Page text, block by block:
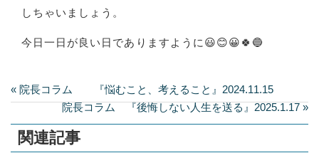
しちゃいましょう。
今日一日が良い日でありますように😃😊😀🍀🔵
« 院長コラム 『悩むこと、考えること』2024.11.15
院長コラム 『後悔しない人生を送る』2025.1.17 »
関連記事